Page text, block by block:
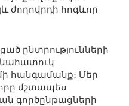
ժողովրդի հոգևոր
ընտրությունների
հանգամանք։ Մեր
մշտապես
գործընթացների